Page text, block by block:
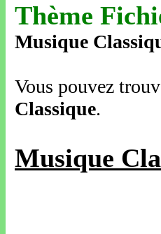
Thème
Musique
Vous pouvez
Classique.
Musique